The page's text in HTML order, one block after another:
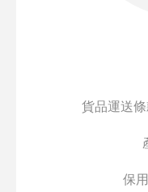
貨品運送
保